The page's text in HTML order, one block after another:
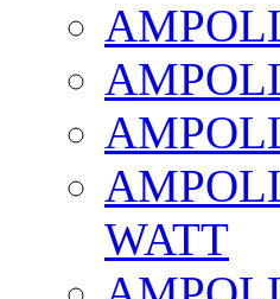
WATT